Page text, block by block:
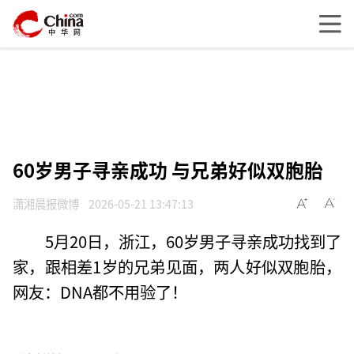
60岁男子寻亲成功 与兄弟好似双胞胎
潇湘晨报微博 2026-05-21 13:47:13
5月20日，浙江，60岁男子寻亲成功找到了
家，跟相差1岁的兄弟见面，两人好似双胞胎，
网友：DNA都不用验了！